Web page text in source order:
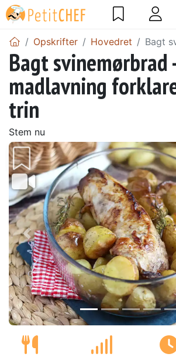
Opskrifter Hovedret Bagt
Bagt svinemørbrad
madlavning
trin
Stem nu
Tidligere